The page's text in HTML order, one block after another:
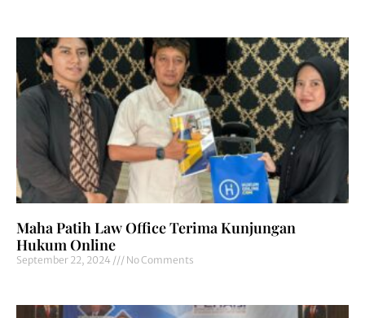
Maha Patih Law Office Terima Kunjungan
Hukum Online
September 22, 2024 No Comments